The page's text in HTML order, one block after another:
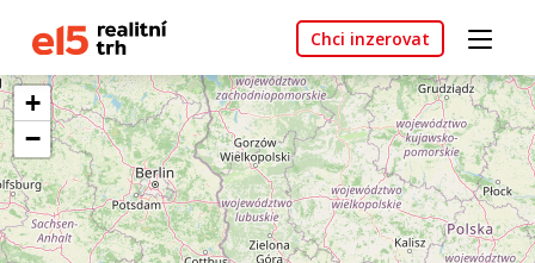
Chci inzerovat
+
−